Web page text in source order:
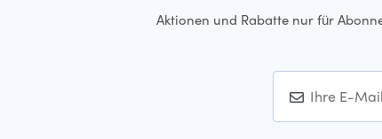
Aktionen und Rabatte nur für